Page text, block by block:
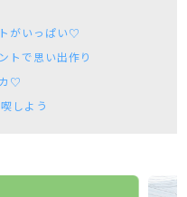
がいっぱい♡
トで思い出作り
♡
しよう